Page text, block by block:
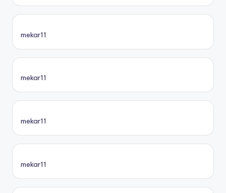
mekar11
mekar11
mekar11
mekar11